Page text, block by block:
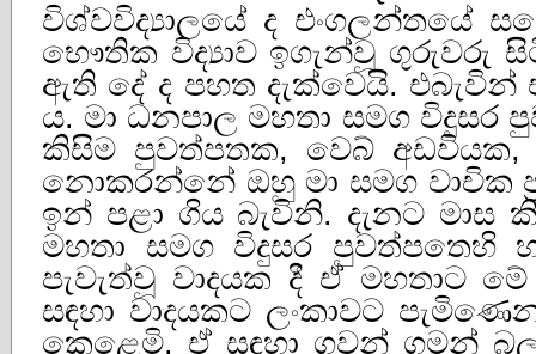
විශ්වවිද්‍යාලයේ ද එංගලන්තයේ
භෞතික විද්‍යාව ඉගැන්වූ ගුරුවරු
ඇති දේ ද පහත දැක්වෙයි.
ය. මා ධනපාල මහතා සමග
කිසිම පුවත්පතක, වෙබ් අඩවියක,
නොකරන්නේ ඔහු මා සමග වාචික
ඉන් පළා ගිය බැවිනි. දැනට මාස
මහතා සමග විදුසර පුවත්පතෙහි
පැවැත්වූ වාදයක දී ඒ මහතාට
සඳහා වාදයකට ලංකාවට
කෙළෙමි. ඒ සඳහා ගුවන් ගමන්